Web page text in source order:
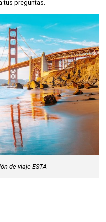
tus preguntas.
de viaje ESTA